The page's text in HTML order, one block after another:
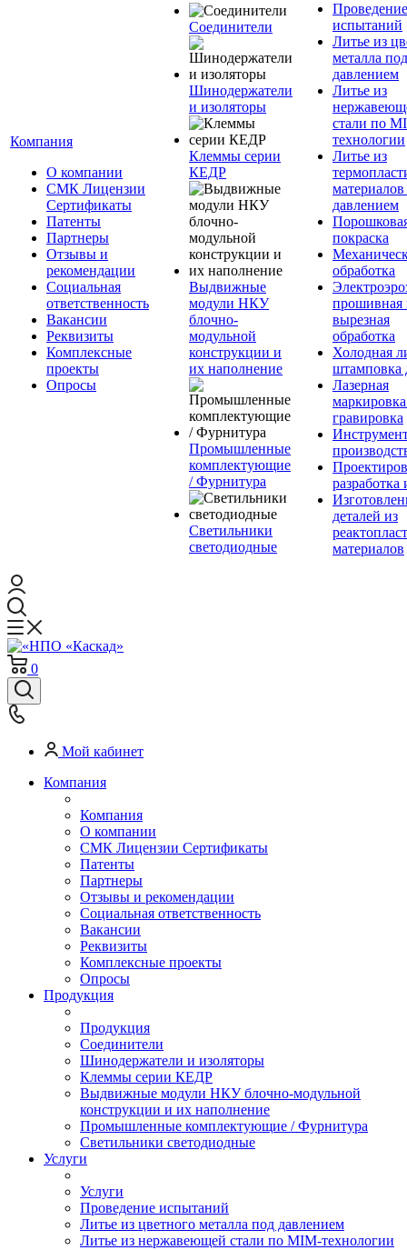
Компания
О компании
СМК Лицензии
Сертификаты
Патенты
Партнеры
Отзывы и
рекомендации
Социальная
ответственность
Вакансии
Реквизиты
Комплексные
проекты
Опросы
Соединители
Шинодержатели
и изоляторы
Клеммы серии
КЕДР
Выдвижные
модули НКУ
блочно-
модульной
конструкции и
их наполнение
Промышленные
комплектующие
/ Фурнитура
Светильники
светодиодные
Проведение
испытаний
Литье из
металла под
давлением
Литье из
стали по
технологии
Литье из
давлением
покраска
обработка
прошивная
вырезная
обработка
Холодная
штамповка
Лазерная
гравировка
разработка
деталей из
материалов
0
Мой кабинет
Компания
Компания
О компании
СМК Лицензии Сертификаты
Патенты
Партнеры
Отзывы и рекомендации
Социальная ответственность
Вакансии
Реквизиты
Комплексные проекты
Опросы
Продукция
Продукция
Соединители
Шинодержатели и изоляторы
Клеммы серии КЕДР
Выдвижные модули НКУ блочно-модульной
конструкции и их наполнение
Промышленные комплектующие / Фурнитура
Светильники светодиодные
Услуги
Услуги
Проведение испытаний
Литье из цветного металла под давлением
Литье из нержавеющей стали по MIM-технологии